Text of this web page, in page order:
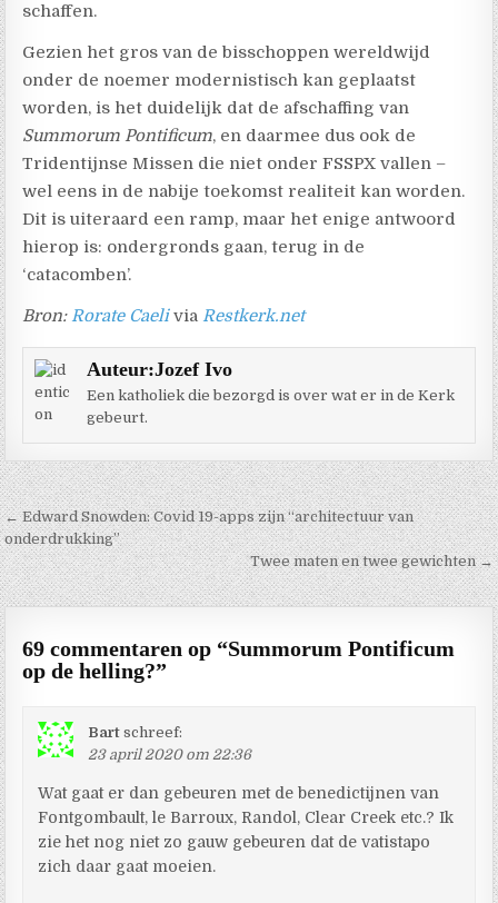
schaffen.
Gezien het gros van de bisschoppen wereldwijd
onder de noemer modernistisch kan geplaatst
worden, is het duidelijk dat de afschaffing van
Summorum Pontificum, en daarmee dus ook de
Tridentijnse Missen die niet onder FSSPX vallen –
wel eens in de nabije toekomst realiteit kan worden.
Dit is uiteraard een ramp, maar het enige antwoord
hierop is: ondergronds gaan, terug in de
‘catacomben’.
Bron:Rorate CaeliviaRestkerk.net
Auteur:Jozef Ivo
Een katholiek die bezorgd is over wat er in de Kerk
gebeurt.
Berichtnavigatie
← Edward Snowden: Covid 19-apps zijn “architectuur van
onderdrukking”
Twee maten en twee gewichten →
69 commentaren op “Summorum Pontificum
op de helling?”
Bart schreef:
23 april 2020 om 22:36
Wat gaat er dan gebeuren met de benedictijnen van
Fontgombault, le Barroux, Randol, Clear Creek etc.? Ik
zie het nog niet zo gauw gebeuren dat de vatistapo
zich daar gaat moeien.